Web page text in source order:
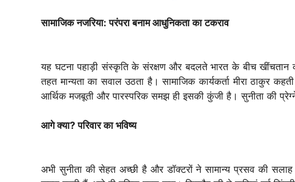
सामाजिक नजरिया: परंपरा बनाम आधुनिकता का टकराव
यह घटना पहाड़ी संस्कृति के संरक्षण और बदलते भारत के बीच खींचतान
तहत मान्यता का सवाल उठता है। सामाजिक कार्यकर्ता मीरा ठाकुर
आर्थिक मजबूती और पारस्परिक समझ ही इसकी कुंजी है। सुनीता की
आगे क्या? परिवार का भविष्य
अभी सुनीता की सेहत अच्छी है और डॉक्टरों ने सामान्य प्रसव की